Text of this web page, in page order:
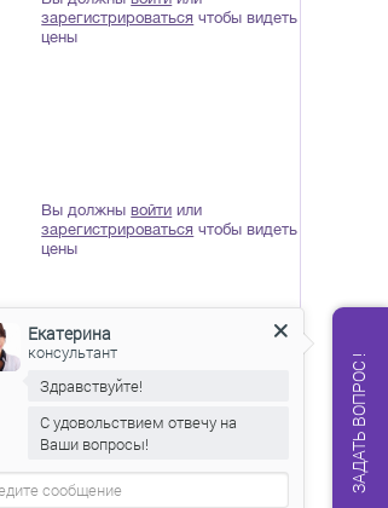
зарегистрироваться чтобы видеть
цены
Вы должнывойти или
зарегистрироваться чтобы видеть
цены
ЗАДАТЬ ВОПРОС !
Екатерина
консультант
Здравствуйте!
С удовольствием отвечу на
Ваши вопросы!